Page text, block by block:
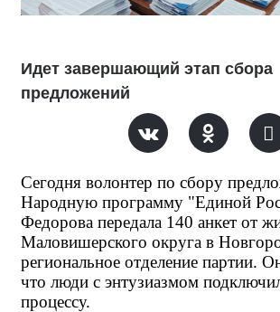
Идет завершающий этап сбора
предложений
Сегодня волонтер по сбору
Народную программу "Единой
Федорова передала 140 анкет от
Маловишерского округа в
региональное отделение партии.
что люди с энтузиазмом
процессу.